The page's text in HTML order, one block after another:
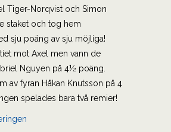
Tiger-Norqvist och Simon
staket och tog hem
sju poäng av sju möjliga!
mot Axel men vann de
Nguyen på 4½ poäng.
av fyran Håkan Knutsson på 4
spelades bara två remier!